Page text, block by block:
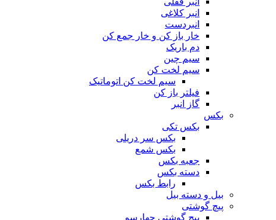
انبر کلاغی
انبردست
خار باز کن و خار جمع کن
دم باریک
سیم چین
سیم لخت کن
سیم لخت کن اتوماتیک
فیلتر باز کن
گاز انبر
بکس
بکس تکی
بکس سر دریلی
بکس شمع
جعبه بکس
دسته بکس
رابط بکس
بیل و دسته بیل
پیچ گوشتی
پیچ گوشتی چهارسو